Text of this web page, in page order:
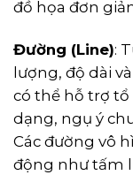
đồ họa đơn
Đường (Line):
lượng, độ dài
có thể hỗ trợ
dạng, ngụ ý
Các đường vô
động như tấm